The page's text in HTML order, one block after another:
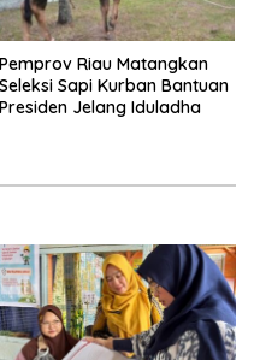
Pemprov Riau Matangkan
Seleksi Sapi Kurban Bantuan
Presiden Jelang Iduladha